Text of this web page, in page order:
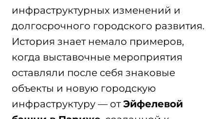
инфраструктурных изменений и
долгосрочного городского развития.
История знает немало примеров,
когда выставочные мероприятия
оставляли после себя знаковые
объекты и новую городскую
инфраструктуру — отЭйфелевой